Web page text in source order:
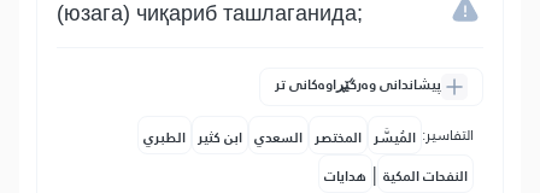
(юзага) чиқариб ташлаганида;
پیشاندانی وەرگێڕاوەکانی تر
التفاسير: المُيسَّر المختصر السعدي ابن كثير الطبري
النفحات المكية | هدايات